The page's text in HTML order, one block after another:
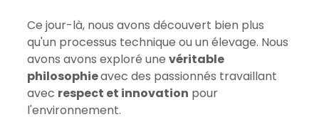
Ce jour-là, nous avons découvert bien plus
qu'un processus technique ou un élevage. Nous
avons avons exploré une véritable
philosophie avec des passionnés travaillant
avec respect et innovation pour
l'environnement.